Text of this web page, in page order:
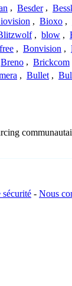
, Besder ,
, Bioxo ,
, blow ,
, Bonvision ,
Breno , Brickcom
, Bullet ,
- Nous